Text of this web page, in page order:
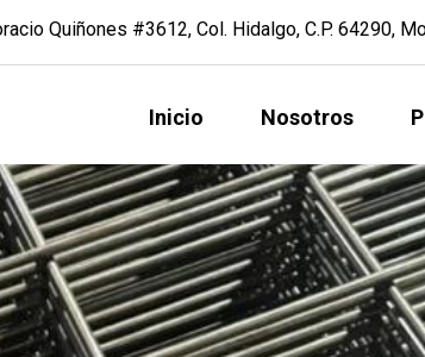
Quiñones #3612, Col. Hidalgo, C.P. 64290,
Inicio Nosotros